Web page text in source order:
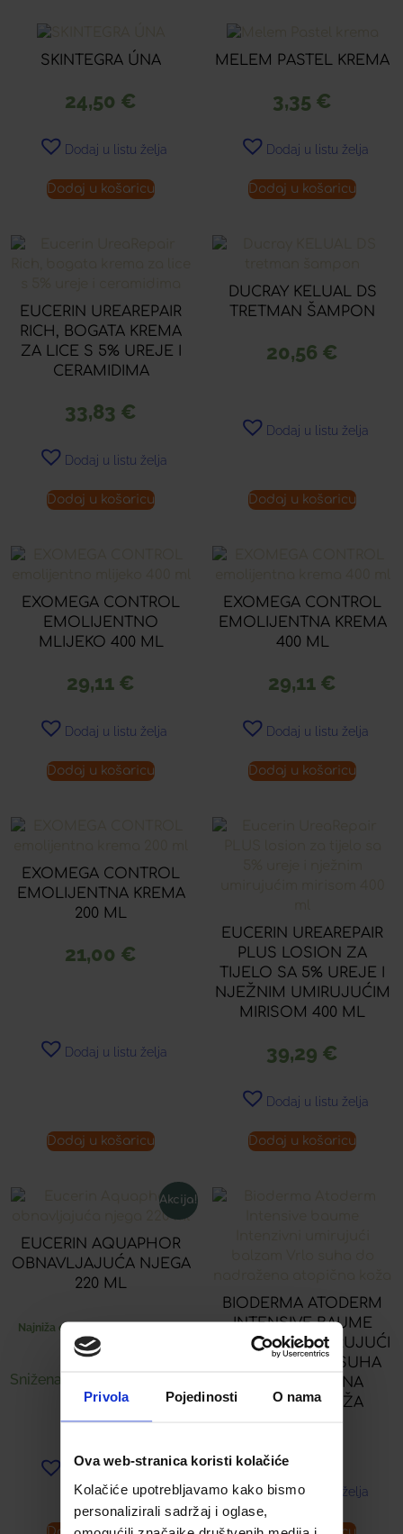
Privola Pojedinosti O nama
Ova web-stranica koristi kolačiće
Kolačiće upotrebljavamo kako bismo
personalizirali sadržaj i oglase,
SKINTEGRA ÚNA
24,50 €
Dodaj u listu želja
Dodaj u košaricu
MELEM PASTEL KREMA
3,35 €
Dodaj u listu želja
Dodaj u košaricu
EUCERIN UREAREPAIR
RICH, BOGATA KREMA
ZA LICE S 5% UREJE I
CERAMIDIMA
33,83 €
Dodaj u listu želja
Dodaj u košaricu
DUCRAY KELUAL DS
TRETMAN ŠAMPON
20,56 €
Dodaj u listu želja
Dodaj u košaricu
EXOMEGA CONTROL
EMOLIJENTNO
MLIJEKO 400 ML
29,11 €
Dodaj u listu želja
Dodaj u košaricu
EXOMEGA CONTROL
EMOLIJENTNA KREMA
400 ML
29,11 €
Dodaj u listu želja
Dodaj u košaricu
EXOMEGA CONTROL
EMOLIJENTNA KREMA
200 ML
21,00 €
Dodaj u listu želja
Dodaj u košaricu
EUCERIN UREAREPAIR
PLUS LOSION ZA
TIJELO SA 5% UREJE I
NJEŽNIM UMIRUJUĆIM
MIRISOM 400 ML
39,29 €
Dodaj u listu želja
Dodaj u košaricu
Akcija!
EUCERIN AQUAPHOR
OBNAVLJAJUĆA NJEGA
220 ML
Najniža cijena u zadnjih 30 dana:
28,08
Snižena cijena:
BIODERMA ATODERM
INTENSIVE BAUME
INTENZIVNI UMIRUJUĆI
BALZAM VRLO SUHA
DO NADRAŽENA
ATOPIČNA KOŽA
Dodaj u listu želja